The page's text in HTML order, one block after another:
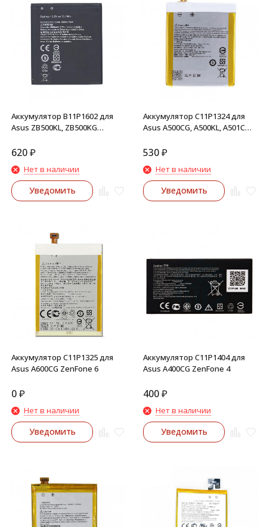
Аккумулятор B11P1602 для
Asus ZB500KL, ZB500KG
620₽
Нет в наличии
Уведомить
Аккумулятор C11P1324 для
Asus A500CG, A500KL, A501CG
530₽
Нет в наличии
Уведомить
Аккумулятор C11P1325 для
Asus A600CG ZenFone 6
0₽
Нет в наличии
Уведомить
Аккумулятор C11P1404 для
Asus A400CG ZenFone 4
400₽
Нет в наличии
Уведомить